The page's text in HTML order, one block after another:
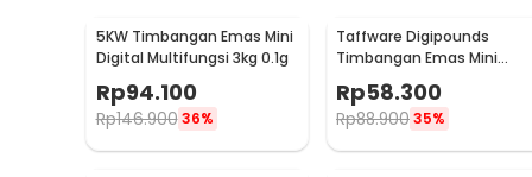
5KW Timbangan Emas Mini
Digital Multifungsi 3kg 0.1g
Rp94.100
Rp146.900 36%
Taffware Digipounds
Timbangan Emas Mini
Digital Multifungsi 500g
0.1g - EK518
Rp58.300
Rp88.90035%